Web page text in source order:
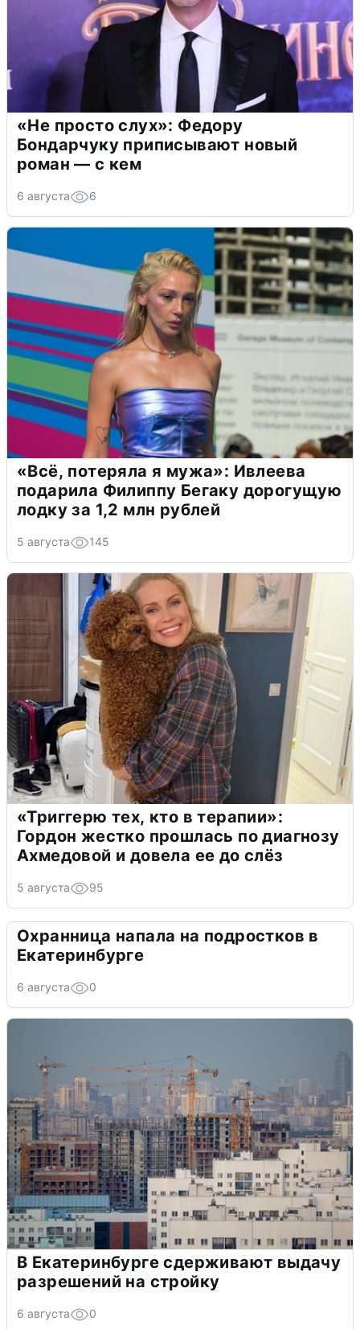
«Не просто слух»: Федору
Бондарчуку приписывают новый
роман — с кем
6 августа 6
«Всё, потеряла я мужа»: Ивлеева
подарила Филиппу Бегаку дорогущую
лодку за 1,2 млн рублей
5 августа 145
«Триггерю тех, кто в терапии»:
Гордон жестко прошлась по диагнозу
Ахмедовой и довела ее до слёз
5 августа 95
Охранница напала на подростков в
Екатеринбурге
6 августа 0
В Екатеринбурге сдерживают выдачу
разрешений на стройку
6 августа 0